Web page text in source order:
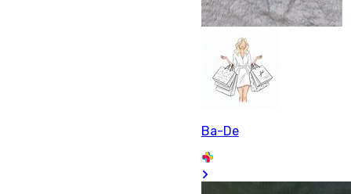
Ba-De